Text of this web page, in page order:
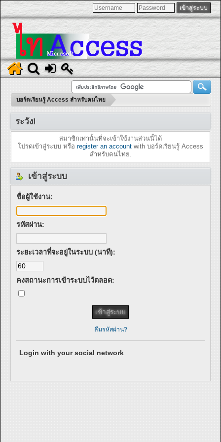
บอร์ดเรียนรู้ Access สำหรับคนไทย
ระวัง!
สมาชิกเท่านั้นที่จะเข้าใช้งานส่วนนี้ได้
โปรดเข้าสู่ระบบ หรือ register an account with บอร์ดเรียนรู้ Access
สำหรับคนไทย.
เข้าสู่ระบบ
ชื่อผู้ใช้งาน:
รหัสผ่าน:
ระยะเวลาที่จะอยู่ในระบบ (นาที):
คงสถานะการเข้าระบบไว้ตลอด:
ลืมรหัสผ่าน?
Login with your social network